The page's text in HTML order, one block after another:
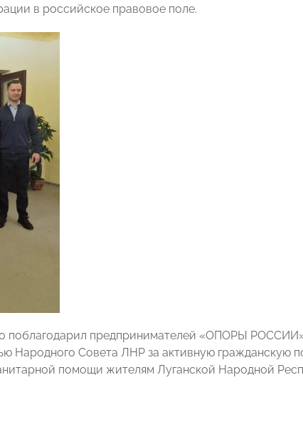
в российское правовое поле.
поблагодарил предпринимателей «ОПОРЫ
Народного Совета ЛНР за активную гражданскую
помощи жителям Луганской Народной